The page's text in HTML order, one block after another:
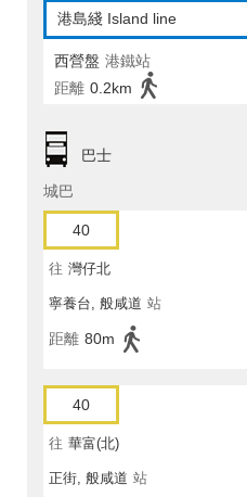
港島綫 Island line
西營盤 港鐵站
距離 0.2km
巴士
城巴
40
往 灣仔北
寧養台, 般咸道 站
距離 80m
40
往 華富(北)
正街, 般咸道 站